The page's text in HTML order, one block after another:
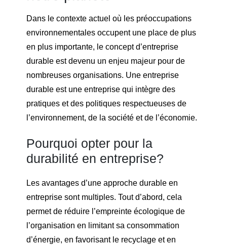
Dans le contexte actuel où les préoccupations
environnementales occupent une place de plus
en plus importante, le concept d’entreprise
durable est devenu un enjeu majeur pour de
nombreuses organisations. Une entreprise
durable est une entreprise qui intègre des
pratiques et des politiques respectueuses de
l’environnement, de la société et de l’économie.
Pourquoi opter pour la
durabilité en entreprise?
Les avantages d’une approche durable en
entreprise sont multiples. Tout d’abord, cela
permet de réduire l’empreinte écologique de
l’organisation en limitant sa consommation
d’énergie, en favorisant le recyclage et en